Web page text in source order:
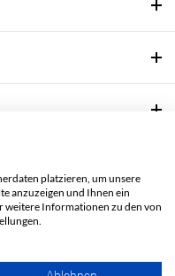
platzieren, um unsere
anzuzeigen und Ihnen ein
weitere Informationen zu den von